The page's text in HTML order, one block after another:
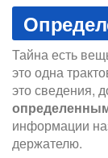
Тайна есть
это одна
это сведения,
информации
держателю.